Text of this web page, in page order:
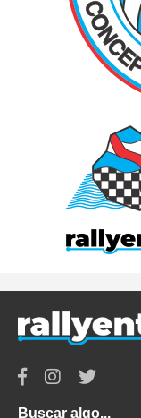
Buscar algo...